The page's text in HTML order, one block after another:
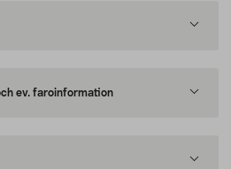
ev. faroinformation